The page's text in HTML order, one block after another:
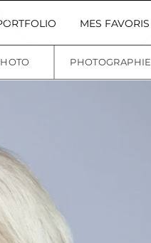
MES FAVORIS
PHOTOGRAPHIE